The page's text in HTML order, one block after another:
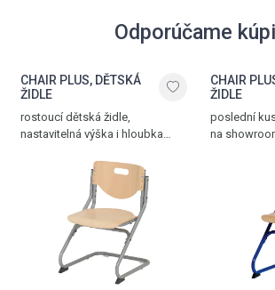
Odporúčame
CHAIR PLUS, DĚTSKÁ
ŽIDLE
rostoucí dětská židle,
nastavitelná výška i hloubka
CHAIR
ŽIDLE
poslední
na
i výška
vyrobena v